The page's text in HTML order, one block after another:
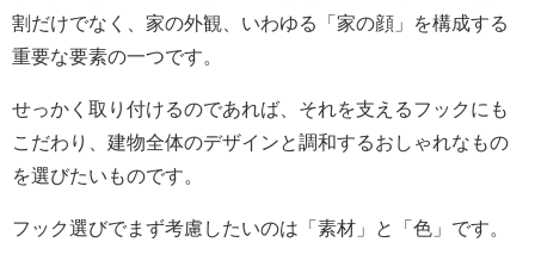
割だけでなく、家の外観、いわゆる「家の顔」を構成する
重要な要素の一つです。
せっかく取り付けるのであれば、それを支えるフックにも
こだわり、建物全体のデザインと調和するおしゃれなもの
を選びたいものです。
フック選びでまず考慮したいのは「素材」と「色」です。